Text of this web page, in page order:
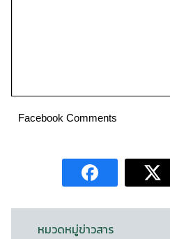
Facebook Comments
หมวดหมู่ข่าวสาร